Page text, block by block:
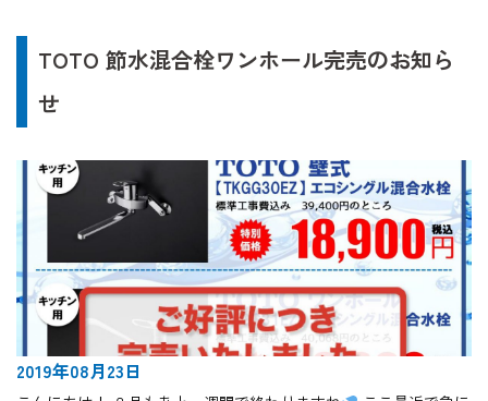
TOTO 節水混合栓ワンホール完売のお知ら
せ
2019年08月23日